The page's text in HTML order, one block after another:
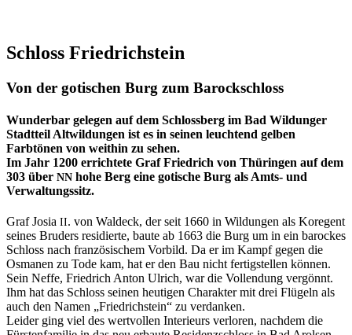
Schloss Friedrichstein
Von der gotischen Burg zum Barockschloss
Wunderbar gelegen auf dem Schlossberg im Bad Wildunger
Stadtteil Altwildungen ist es in seinen leuchtend gelben
Farbtönen von weithin zu sehen.
Im Jahr 1200 errichtete Graf Friedrich von Thüringen auf dem
303 über NN hohe Berg eine gotische Burg als Amts- und
Verwaltungssitz.
Graf Josia II. von Wal­deck, der seit 1660 in Wil­dun­gen als Kore­gent
sei­nes Bru­ders resi­dier­te, bau­te ab 1663 die Burg um in ein baro­ckes
Schloss nach fran­zö­si­schem Vor­bild. Da er im Kampf gegen die
Osma­nen zu Tode kam, hat er den Bau nicht fer­tig­stel­len kön­nen.
Sein Nef­fe, Fried­rich Anton Ulrich, war die Voll­endung ver­gönnt.
Ihm hat das Schloss sei­nen heu­ti­gen Cha­rak­ter mit drei Flü­geln als
auch den Namen „Fried­rich­stein“ zu ver­dan­ken.
Lei­der ging viel des wert­vol­len Inte­ri­eurs ver­lo­ren, nach­dem die